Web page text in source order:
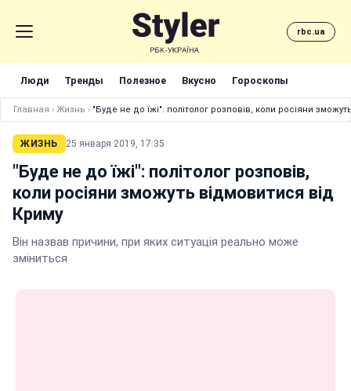
rbc.ua
Люди Тренды Полезное Вкусно Гороскопы
Главная › Жизнь › "Буде не до їжі": політолог розповів, коли росіяни
ЖИЗНЬ 25 января 2019, 17:35
"Буде не до їжі": політолог розповів,
коли росіяни зможуть відмовитися від
Криму
Він назвав причини, при яких ситуація реально може
зміниться